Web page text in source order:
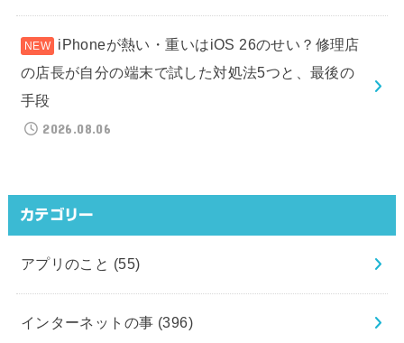
iPhoneが熱い・重いはiOS 26のせい？修理店
の店長が自分の端末で試した対処法5つと、最後の
手段
2026.08.06
カテゴリー
アプリのこと (55)
インターネットの事 (396)